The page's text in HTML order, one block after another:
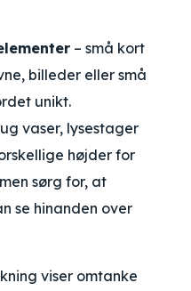
– små kort
billeder eller små
unikt.
vaser, lysestager
højder for
sørg for, at
se hinanden over
viser omtanke